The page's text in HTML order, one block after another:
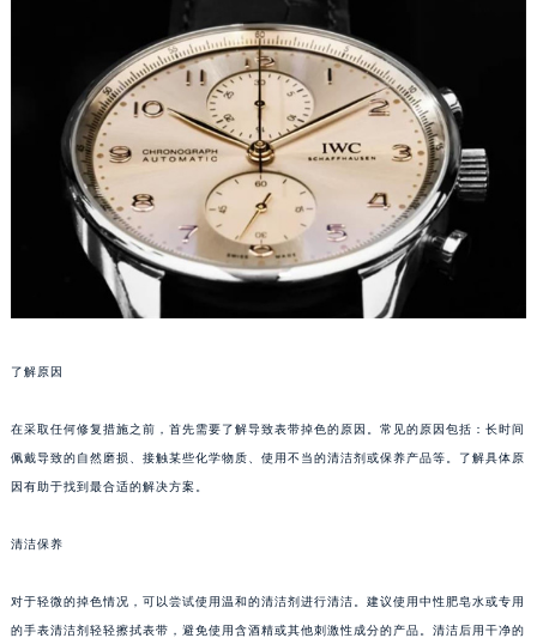
了解原因
在采取任何修复措施之前，首先需要了解导致表带掉色的原因。常见的原因包括：长时间
佩戴导致的自然磨损、接触某些化学物质、使用不当的清洁剂或保养产品等。了解具体原
因有助于找到最合适的解决方案。
清洁保养
对于轻微的掉色情况，可以尝试使用温和的清洁剂进行清洁。建议使用中性肥皂水或专用
的手表清洁剂轻轻擦拭表带，避免使用含酒精或其他刺激性成分的产品。清洁后用干净的